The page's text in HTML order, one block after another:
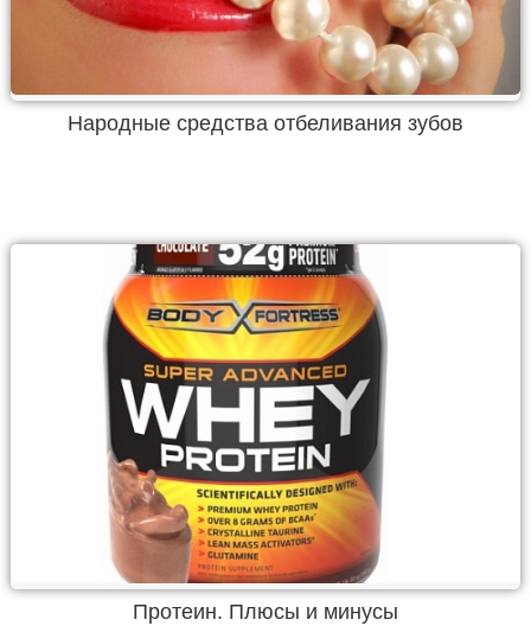
Народные средства отбеливания зубов
Протеин. Плюсы и минусы